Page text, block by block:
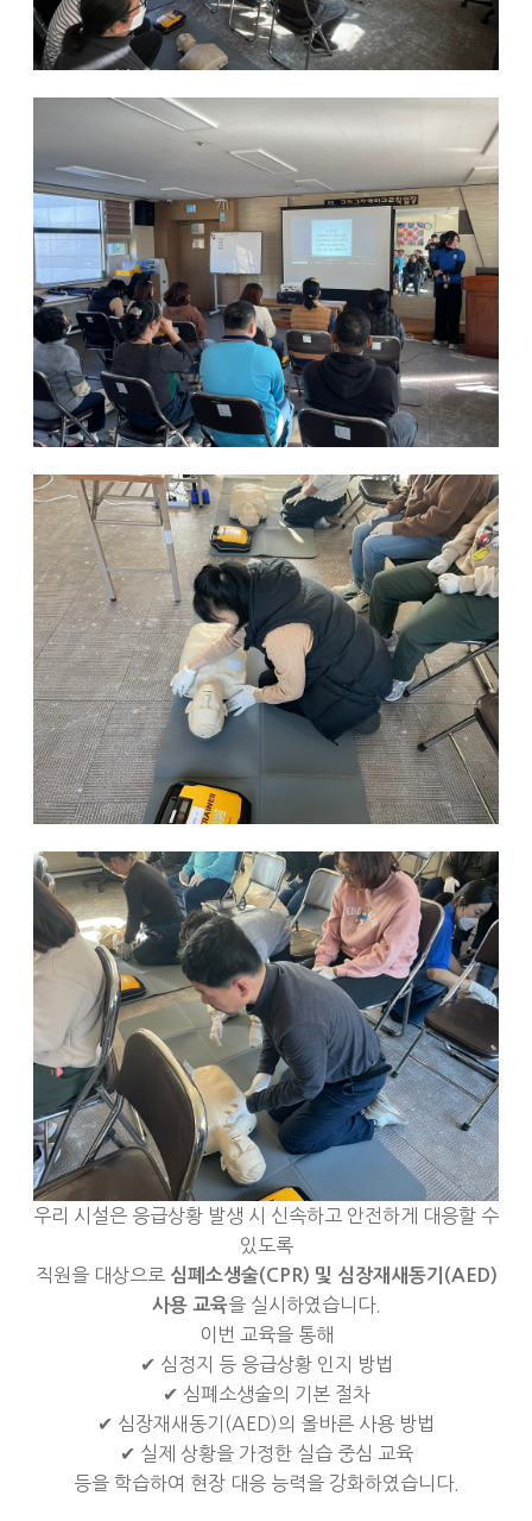
우리 시설은 응급상황 발생 시 신속하고 안전하게 대응할 수
있도록
직원을 대상으로 심폐소생술(CPR) 및 심장재새동기(AED)
사용 교육을 실시하였습니다.
이번 교육을 통해
✔ 심정지 등 응급상황 인지 방법
✔ 심폐소생술의 기본 절차
✔ 심장재새동기(AED)의 올바른 사용 방법
✔ 실제 상황을 가정한 실습 중심 교육
등을 학습하여 현장 대응 능력을 강화하였습니다.